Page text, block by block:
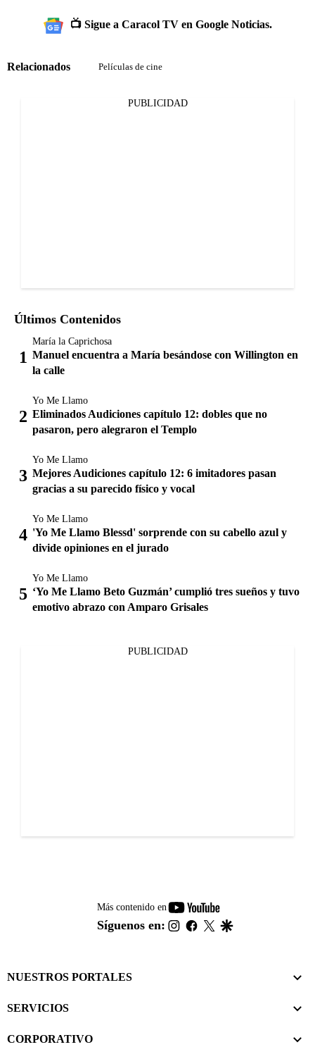
📺 Sigue a Caracol TV en Google Noticias.
Relacionados Películas de cine
PUBLICIDAD
Últimos Contenidos
María la Caprichosa
Manuel encuentra a María besándose con Willington en
la calle
Yo Me Llamo
Eliminados Audiciones capítulo 12: dobles que no
pasaron, pero alegraron el Templo
Yo Me Llamo
Mejores Audiciones capítulo 12: 6 imitadores pasan
gracias a su parecido físico y vocal
Yo Me Llamo
'Yo Me Llamo Blessd' sorprende con su cabello azul y
divide opiniones en el jurado
Yo Me Llamo
‘Yo Me Llamo Beto Guzmán’ cumplió tres sueños y tuvo
emotivo abrazo con Amparo Grisales
PUBLICIDAD
Más contenido en
youtube-
footer
Síguenos en: instagram
facebook
twitter
NUESTROS PORTALES
SERVICIOS
CORPORATIVO